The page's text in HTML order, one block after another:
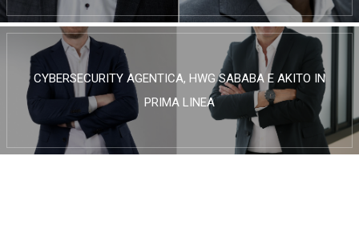
CYBERSECURITY AGENTICA, HWG SABABA E AKITO IN
PRIMA LINEA